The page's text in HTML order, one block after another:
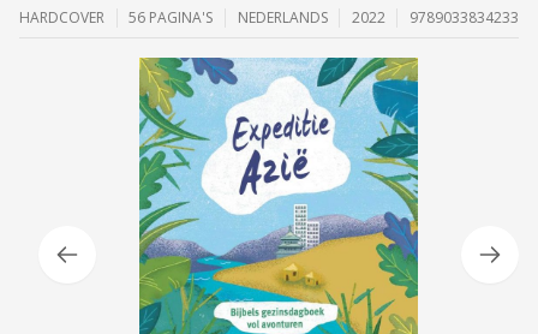
HARDCOVER 56 PAGINA'S NEDERLANDS 2022 9789033834233